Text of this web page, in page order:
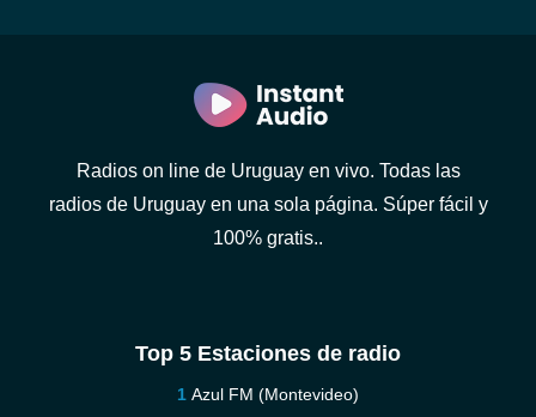
Radios on line de Uruguay en vivo. Todas las
radios de Uruguay en una sola página. Súper fácil y
100% gratis..
Top 5 Estaciones de radio
Azul FM (Montevideo)